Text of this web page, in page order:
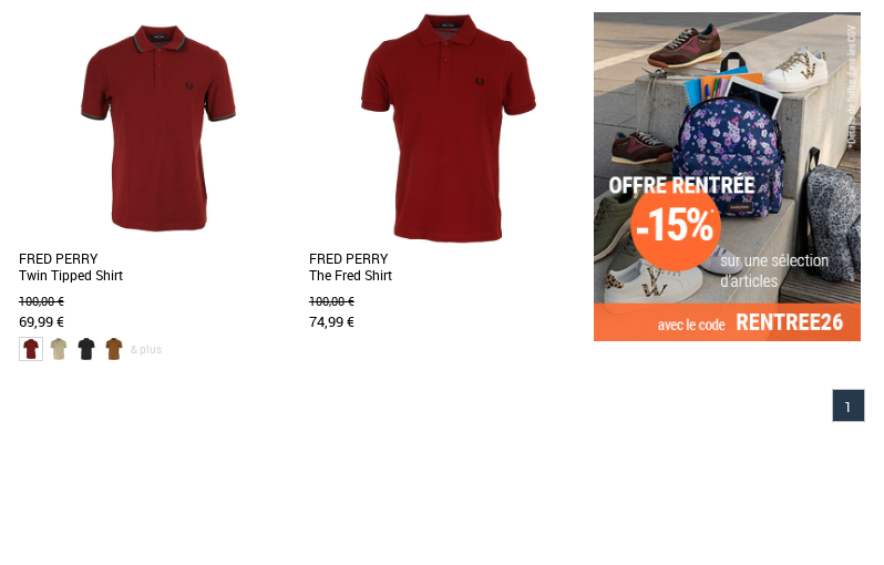
Le Fred Perry Twin Tipped Fred Perry Shirt est
un polo incontournable de la collection
Printemps Été [...]
Le polo Fred Perry Twin Tipped est un
incontournable de la mode masculine pour la
saison Printemps-Été [...]
S
Le Fred Perry Ringer T-Shirt est une pièce
incontournable pour enrichir votre garde-robe
printemps-été [...]
FRED PERRY
Twin Tipped Shirt
100,00 €
69,99 €
& plus
FRED PERRY
The Fred Shirt
100,00 €
74,99 €
1